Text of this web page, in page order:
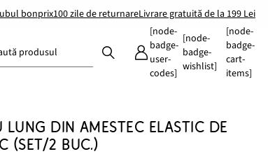
bonprix100 zile de returnareLivrare gratuită de la 199 Lei
produsul
[node-
badge-
user-
codes]
[node-
badge-
wishlist]
[node-
badge-
cart-
items]
LUNG DIN AMESTEC ELASTIC DE
(SET/2 BUC.)